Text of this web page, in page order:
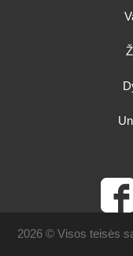
2026 © Visos teisės